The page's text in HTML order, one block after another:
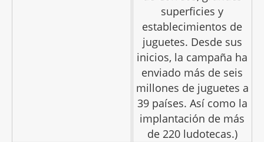
superficies y
establecimientos de
juguetes. Desde sus
inicios, la campaña ha
enviado más de seis
millones de juguetes a
39 países. Así como la
implantación de más
de 220 ludotecas.)